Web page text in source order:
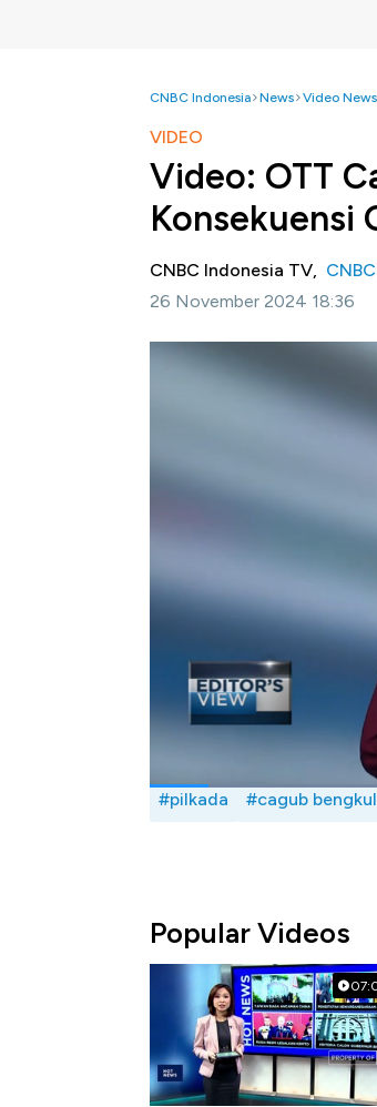
CNBC Indonesia News Video News
VIDEO
Video: OTT
Konsekuensi
CNBC Indonesia TV,
26 November 2024 18:36
Jakarta, CNBC Indonesia-
Rohidin Mersyah sebagai
KPK Alexander Marwata,
Redaksi CNBC Indonesia
masuk ke politik dilakukan
tersebut, hal ini menjadi
Selengkapnya saksikan
Iqbal dan Ayyi Achmad
Bagikan:
#pilkada #cagub
Popular Videos